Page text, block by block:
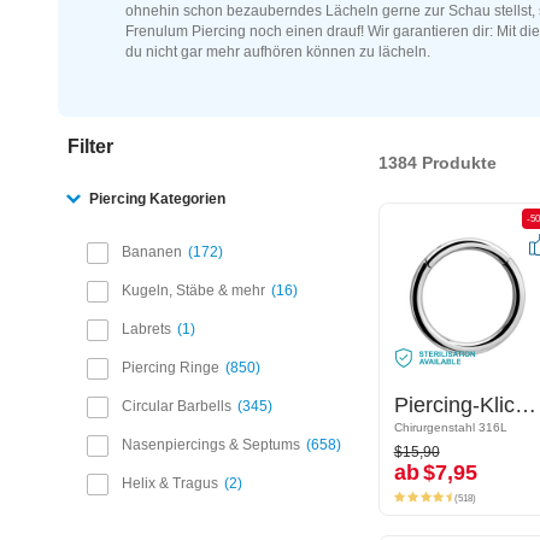
ohnehin schon bezauberndes Lächeln gerne zur Schau stellst,
Frenulum Piercing noch einen drauf! Wir garantieren dir: Mit
du nicht gar mehr aufhören können zu lächeln.
Filter
Piercing Kategorien
Bananen 172
Kugeln, Stäbe & mehr 16
Labrets 1
Piercing Ringe 850
Circular Barbells 345
Nasenpiercings & Septums 658
Helix & Tragus 2
1384 Produkte
-50%
Piercing-Klicker (Chirurgenstahl, silber, glänzend)
Chirurgenstahl 316L
$15,90
ab$7,95
-
Piercing-Klicker (Chirurgenstahl, silber, glänzend)
Chirurgenstahl 316L
$15,90
ab$7,95
(518)